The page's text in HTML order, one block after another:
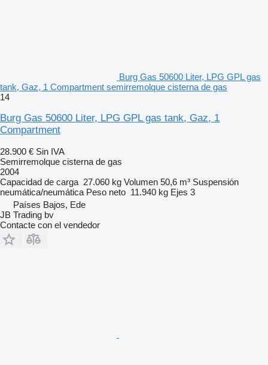
Burg Gas 50600 Liter, LPG GPL gas
tank, Gaz, 1 Compartment semirremolque cisterna de gas
14
Burg Gas 50600 Liter, LPG GPL gas tank, Gaz, 1
Compartment
28.900 € Sin IVA
Semirremolque cisterna de gas
2004
Capacidad de carga 27.060 kg Volumen 50,6 m³ Suspensión
neumática/neumática Peso neto 11.940 kg Ejes 3
Países Bajos, Ede
JB Trading bv
Contacte con el vendedor